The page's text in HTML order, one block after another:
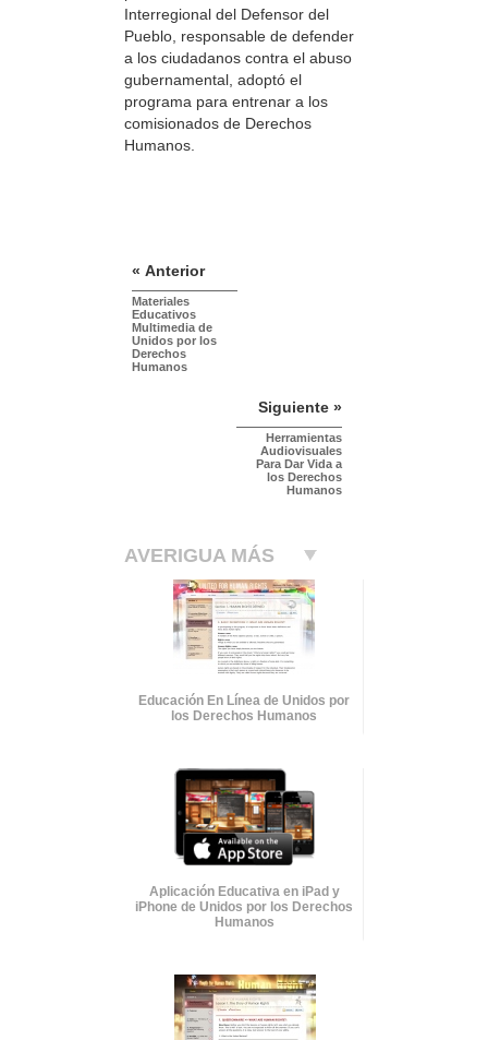
Interregional del Defensor del
Pueblo, responsable de defender
a los ciudadanos contra el abuso
gubernamental, adoptó el
programa para entrenar a los
comisionados de Derechos
Humanos.
« Anterior
Materiales
Educativos
Multimedia de
Unidos por los
Derechos
Humanos
Siguiente »
Herramientas
Audiovisuales
Para Dar Vida a
los Derechos
Humanos
AVERIGUA MÁS
Educación En Línea de Unidos por
los Derechos Humanos
Aplicación Educativa en iPad y
iPhone de Unidos por los Derechos
Humanos